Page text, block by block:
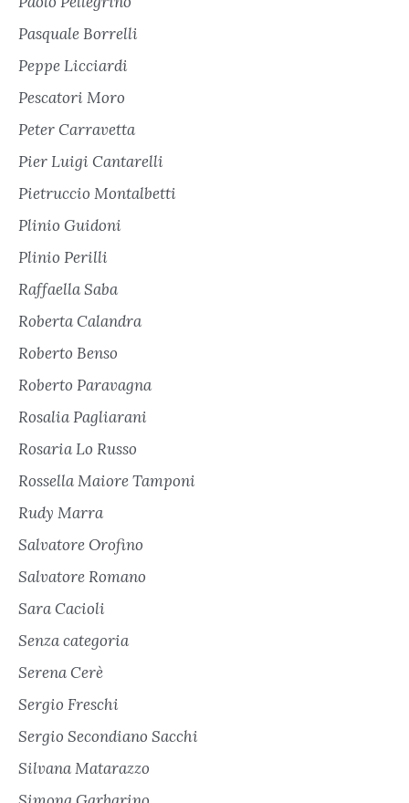
Pasquale Borrelli
Peppe Licciardi
Pescatori Moro
Peter Carravetta
Pier Luigi Cantarelli
Pietruccio Montalbetti
Plinio Guidoni
Plinio Perilli
Raffaella Saba
Roberta Calandra
Roberto Benso
Roberto Paravagna
Rosalia Pagliarani
Rosaria Lo Russo
Rossella Maiore Tamponi
Rudy Marra
Salvatore Orofino
Salvatore Romano
Sara Cacioli
Senza categoria
Serena Cerè
Sergio Freschi
Sergio Secondiano Sacchi
Silvana Matarazzo